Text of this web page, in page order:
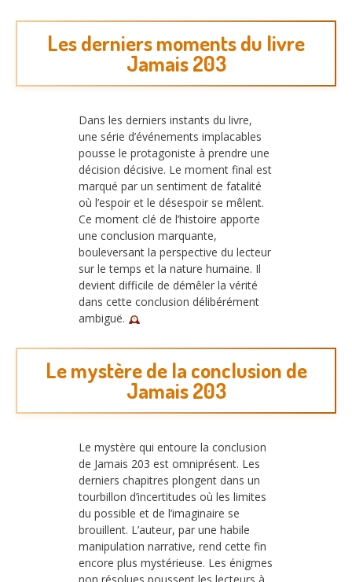
Les derniers moments du livre
Jamais 203
Dans les derniers instants du livre,
une série d’événements implacables
pousse le protagoniste à prendre une
décision décisive. Le moment final est
marqué par un sentiment de fatalité
où l’espoir et le désespoir se mêlent.
Ce moment clé de l’histoire apporte
une conclusion marquante,
bouleversant la perspective du lecteur
sur le temps et la nature humaine. Il
devient difficile de démêler la vérité
dans cette conclusion délibérément
ambiguë.
Le mystère de la conclusion de
Jamais 203
Le mystère qui entoure la conclusion
de Jamais 203 est omniprésent. Les
derniers chapitres plongent dans un
tourbillon d’incertitudes où les limites
du possible et de l’imaginaire se
brouillent. L’auteur, par une habile
manipulation narrative, rend cette fin
encore plus mystérieuse. Les énigmes